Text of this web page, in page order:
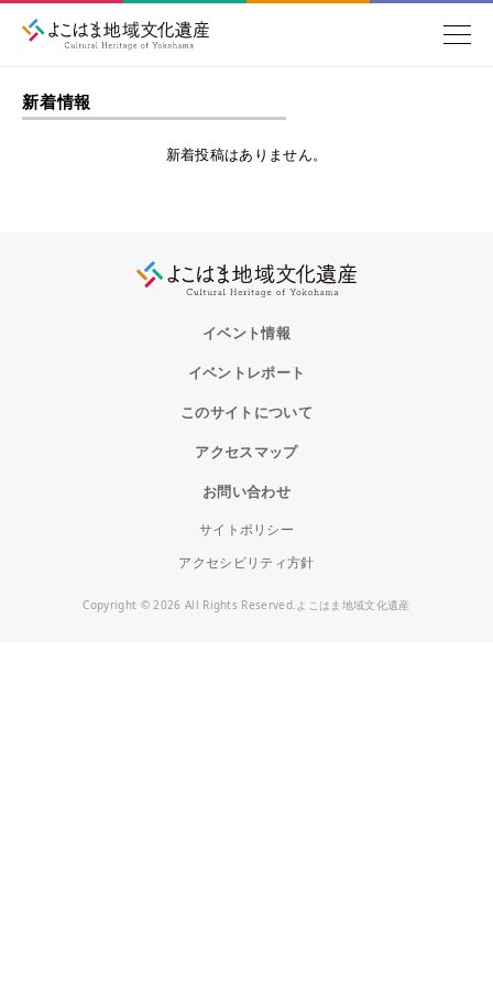
新着情報
新着投稿はありません。
イベント情報
イベントレポート
このサイトについて
アクセスマップ
お問い合わせ
サイトポリシー
アクセシビリティ方針
Copyright © 2026 All Rights Reserved.よこはま地域文化遺産